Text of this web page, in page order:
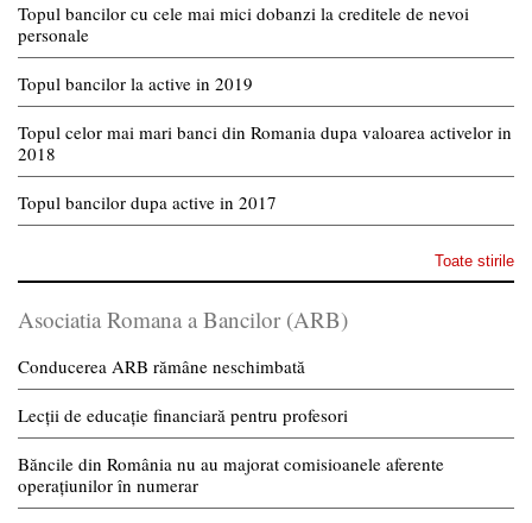
Topul bancilor cu cele mai mici dobanzi la creditele de nevoi
personale
Topul bancilor la active in 2019
Topul celor mai mari banci din Romania dupa valoarea activelor in
2018
Topul bancilor dupa active in 2017
Toate stirile
Asociatia Romana a Bancilor (ARB)
Conducerea ARB rămâne neschimbată
Lecții de educație financiară pentru profesori
Băncile din România nu au majorat comisioanele aferente
operațiunilor în numerar